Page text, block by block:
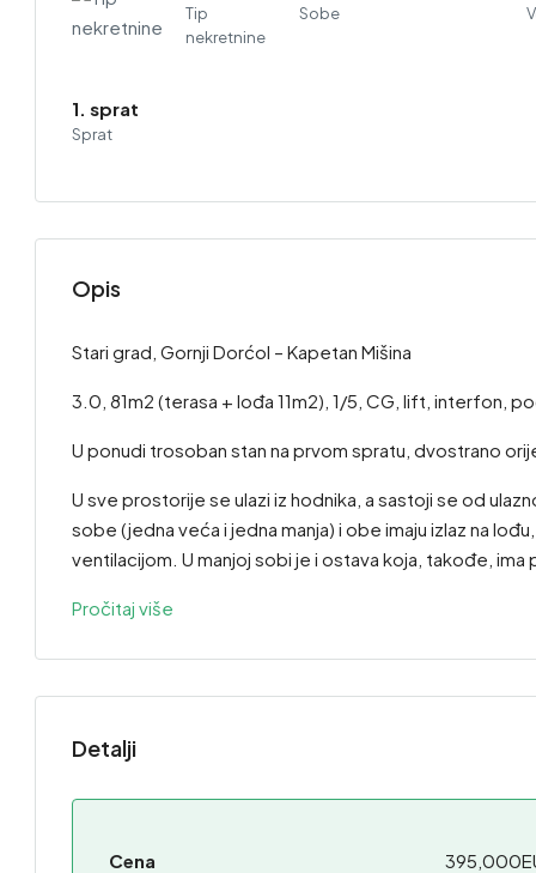
Tip
nekretnine
Sobe
1. sprat
Sprat
Opis
Stari grad, Gornji Dorćol – Kapetan Mišina
3.0, 81m2 (terasa + lođa 11m2), 1/5, CG, lift, interfon,
U ponudi trosoban stan na prvom spratu, dvostrano
U sve prostorije se ulazi iz hodnika, a sastoji se od
sobe (jedna veća i jedna manja) i obe imaju izlaz na
ventilacijom. U manjoj sobi je i ostava koja, takođe, ima
Pročitaj više
Detalji
Cena